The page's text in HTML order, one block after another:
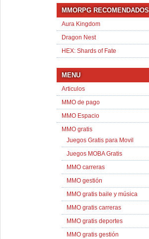
MMORPG RECOMENDADOS
Aura Kingdom
Dragon Nest
HEX: Shards of Fate
MENU
Articulos
MMO de pago
MMO Espacio
MMO gratis
Juegos Gratis para Movil
Juegos MOBA Gratis
MMO carreras
MMO gestión
MMO gratis baile y música
MMO gratis carreras
MMO gratis deportes
MMO gratis gestión